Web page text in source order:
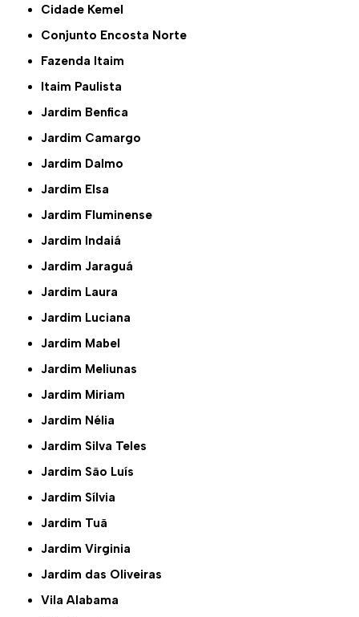
Cidade Kemel
Conjunto Encosta Norte
Fazenda Itaim
Itaim Paulista
Jardim Benfica
Jardim Camargo
Jardim Dalmo
Jardim Elsa
Jardim Fluminense
Jardim Indaiá
Jardim Jaraguá
Jardim Laura
Jardim Luciana
Jardim Mabel
Jardim Meliunas
Jardim Miriam
Jardim Nélia
Jardim Silva Teles
Jardim São Luís
Jardim Sílvia
Jardim Tuã
Jardim Virginia
Jardim das Oliveiras
Vila Alabama